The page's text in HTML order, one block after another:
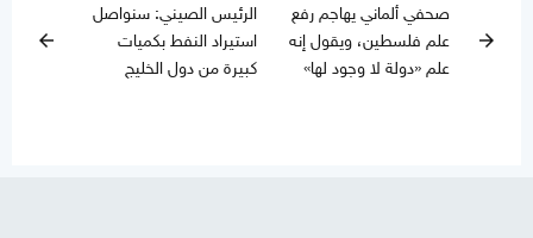
arrow_forward
صحفي ألماني يهاجم رفع
علم فلسطين، ويقول إنه
علم «دولة لا وجود لها»
الرئيس الصيني: سنواصل
استيراد النفط بكميات
كبيرة من دول الخليج
arrow_back